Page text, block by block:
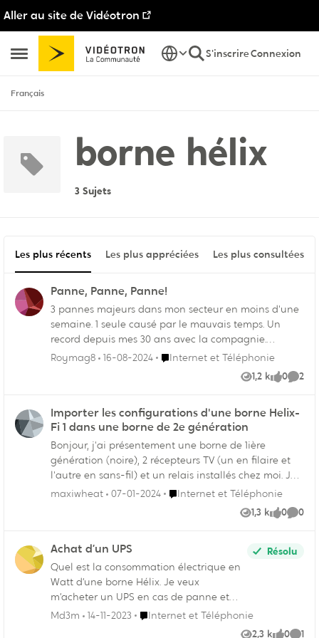
Aller au site de Vidéotron
Ouvrir Menu Latéral
Passer au contenu
S'inscrireConnexion
Français
borne hélix
3 Sujets
Les plus récents Les plus appréciées Les plus consultées
Panne, Panne, Panne!
3 pannes majeurs dans mon secteur en moins d'une
semaine. 1 seule causé par le mauvais temps. Un
record depuis mes 30 ans avec la compagnie.
J'espère qu'on ne mettra pas le blâme sur le
Roymag8 16-08-2024 Endroit Internet et Téléphonie
Internet et Téléphonie
1,2 k
Vues 0
like 2
Importer les configurations d'une borne Helix-
Fi 1 dans une borne de 2e génération
Bonjour, j'ai présentement une borne de 1ière
génération (noire), 2 récepteurs TV (un en filaire et
l'autre en sans-fil) et un relais installés chez moi. Je
viens d'acheter une borne de 2e génération
(blanche) de seconde main et je me demandais s'il
était possible d'importer ou de garder d'une façon
lorsque je vais la remplacer par la 2e ? J'ai fait
quelques ajustements dans ma borne de première
génération (range DHCP, réservation d'IP et port
forwarding) et j'aimerais ne pas avoir à tous les
refaire dans la nouvelle borne. Est-ce quelque chose
maxiwheat 07-01-2024 Endroit Internet et Téléphonie
Internet et Téléphonie
1,3 k
Vues 0
like 0
Achat d’un UPS
Quel est la consommation électrique en
Watt d’une borne Hélix. Je veux
m’acheter un UPS en cas de panne et
j’aimerais calculer la puissance
Résolu
Md3m 14-11-2023 Endroit Internet et Téléphonie
Internet et Téléphonie
2,3 k
0 1